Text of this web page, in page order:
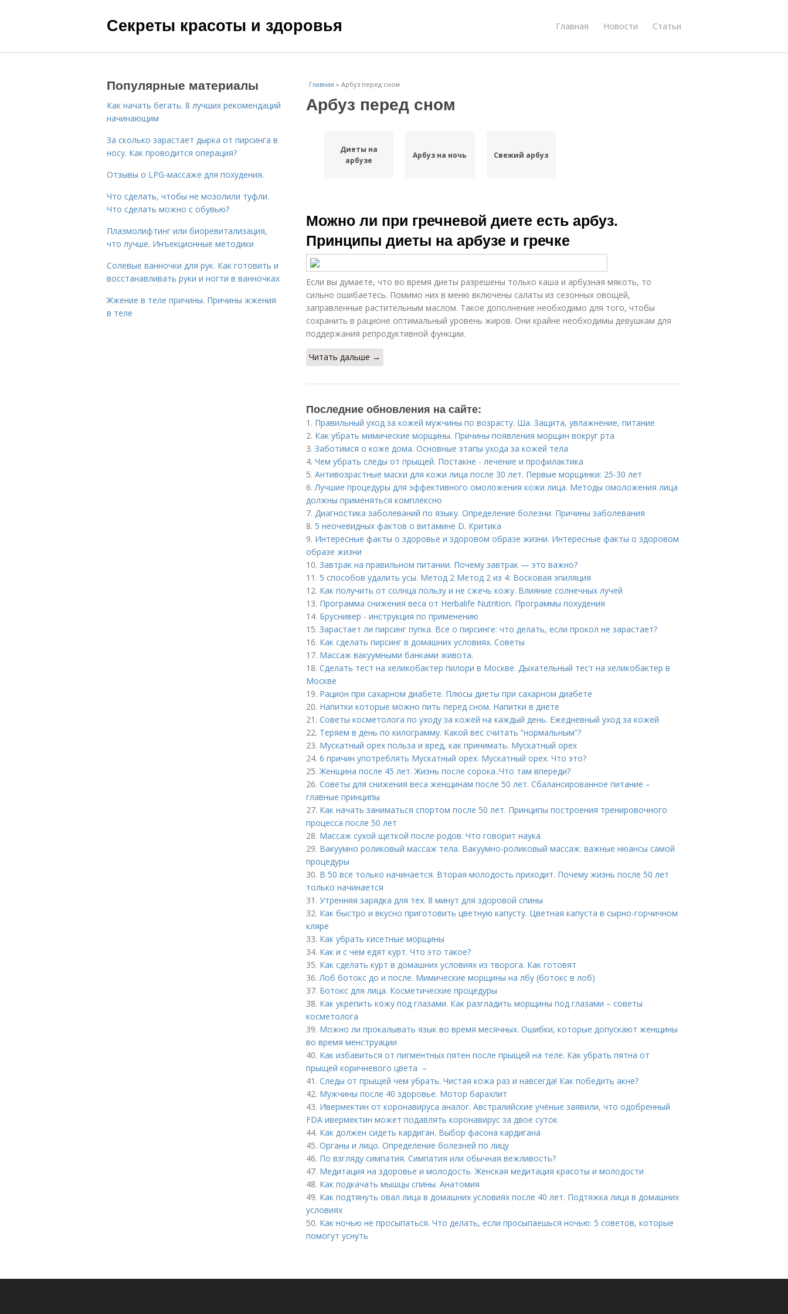
Секреты красоты и здоровья Главная Новости Статьи
Главная » Арбуз перед сном
Арбуз перед сном
Диеты на
арбузе
Арбуз на ночь Свежий арбуз
Можно ли при гречневой диете есть арбуз.
Принципы диеты на арбузе и гречке
Если вы думаете, что во время диеты разрешены только каша и арбузная мякоть, то
сильно ошибаетесь. Помимо них в меню включены салаты из сезонных овощей,
заправленные растительным маслом. Такое дополнение необходимо для того, чтобы
сохранить в рационе оптимальный уровень жиров. Они крайне необходимы девушкам для
поддержания репродуктивной функции.
Читать дальше →
Последние обновления на сайте:
1. Правильный уход за кожей мужчины по возрасту. Ша. Защита, увлажнение, питание
2. Как убрать мимические морщины. Причины появления морщин вокруг рта
3. Заботимся о коже дома. Основные этапы ухода за кожей тела
4. Чем убрать следы от прыщей. Постакне - лечение и профилактика
5. Антивозрастные маски для кожи лица после 30 лет. Первые морщинки: 25-30 лет
6.Лучшие процедуры для эффективного омоложения кожи лица. Методы омоложения лица
должны применяться комплексно
7. Диагностика заболеваний по языку. Определение болезни. Причины заболевания
8. 5 неочевидных фактов о витамине D. Критика
9. Интересные факты о здоровье и здоровом образе жизни. Интересные факты о здоровом
образе жизни
10. Завтрак на правильном питании. Почему завтрак — это важно?
11. 5 способов удалить усы. Метод 2 Метод 2 из 4: Восковая эпиляция
12. Как получить от солнца пользу и не сжечь кожу. Влияние солнечных лучей
13. Программа снижения веса от Herbalife Nutrition. Программы похудения
14. Бруснивер - инструкция по применению
15. Зарастает ли пирсинг пупка. Все о пирсинге: что делать, если прокол не зарастает?
16. Как сделать пирсинг в домашних условиях. Советы
17. Массаж вакуумными банками живота.
18. Сделать тест на хеликобактер пилори в Москве. Дыхательный тест на хеликобактер в
Москве
19. Рацион при сахарном диабете. Плюсы диеты при сахарном диабете
20. Напитки которые можно пить перед сном. Напитки в диете
21. Советы косметолога по уходу за кожей на каждый день. Ежедневный уход за кожей
22. Теряем в день по килограмму. Какой вес считать “нормальным”?
23. Мускатный орех польза и вред, как принимать. Мускатный орех
24. 6 причин употреблять Мускатный орех. Мускатный орех. Что это?
25.Женщина после 45 лет. Жизнь после сорока..Что там впереди?
26. Советы для снижения веса женщинам после 50 лет. Сбалансированное питание –
главные принципы
27. Как начать заниматься спортом после 50 лет. Принципы построения тренировочного
процесса после 50 лет
28. Массаж сухой щеткой после родов. Что говорит наука
29. Вакуумно роликовый массаж тела. Вакуумно-роликовый массаж: важные нюансы самой
процедуры
30. В 50 все только начинается. Вторая молодость приходит. Почему жизнь после 50 лет
только начинается
31. Утренняя зарядка для тех. 8 минут для здоровой спины
32. Как быстро и вкусно приготовить цветную капусту. Цветная капуста в сырно-горчичном
кляре
33. Как убрать кисетные морщины
34. Как и с чем едят курт. Что это такое?
35. Как сделать курт в домашних условиях из творога. Как готовят
36.Лоб ботокс до и после. Мимические морщины на лбу (ботокс в лоб)
37. Ботокс для лица. Косметические процедуры
38. Как укрепить кожу под глазами. Как разгладить морщины под глазами – советы
косметолога
39. Можно ли прокалывать язык во время месячных. Ошибки, которые допускают женщины
во время менструации
40. Как избавиться от пигментных пятен после прыщей на теле. Как убрать пятна от
прыщей коричневого цвета –
41. Следы от прыщей чем убрать. Чистая кожа раз и навсегда! Как победить акне?
42. Мужчины после 40 здоровье. Мотор барахлит
43. Ивермектин от коронавируса аналог. Австралийские учёные заявили, что одобренный
FDA ивермектин может подавлять коронавирус за двое суток
44. Как должен сидеть кардиган. Выбор фасона кардигана
45. Органы и лицо. Определение болезней по лицу
46. По взгляду симпатия. Симпатия или обычная вежливость?
47. Медитация на здоровье и молодость. Женская медитация красоты и молодости
48. Как подкачать мышцы спины. Анатомия
49. Как подтянуть овал лица в домашних условиях после 40 лет. Подтяжка лица в домашних
условиях
50. Как ночью не просыпаться. Что делать, если просыпаешься ночью: 5 советов, которые
помогут уснуть
Популярные материалы
Как начать бегать. 8 лучших рекомендаций
начинающим
За сколько зарастает дырка от пирсинга в
носу. Как проводится операция?
Отзывы о LPG-массаже для похудения.
Что сделать, чтобы не мозолили туфли.
Что сделать можно с обувью?
Плазмолифтинг или биоревитализация,
что лучше. Инъекционные методики
Солевые ванночки для рук. Как готовить и
восстанавливать руки и ногти в ванночках
Жжение в теле причины. Причины жжения
в теле